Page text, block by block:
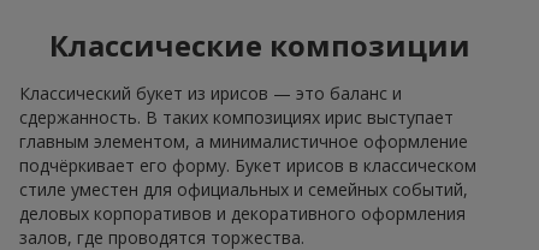
Классические композиции
Классический букет из ирисов — это баланс и
сдержанность. В таких композициях ирис выступает
главным элементом, а минималистичное оформление
подчёркивает его форму. Букет ирисов в классическом
стиле уместен для официальных и семейных событий,
деловых корпоративов и декоративного оформления
залов, где проводятся торжества.